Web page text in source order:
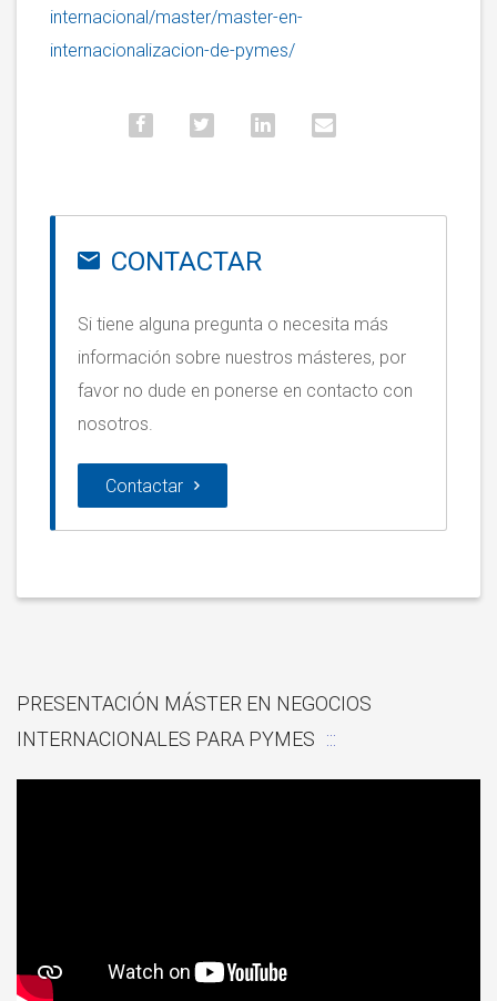
internacional/master/master-en-
internacionalizacion-de-pymes/
CONTACTAR
Si tiene alguna pregunta o necesita más
información sobre nuestros másteres, por
favor no dude en ponerse en contacto con
nosotros.
Contactar
PRESENTACIÓN MÁSTER EN NEGOCIOS
INTERNACIONALES PARA PYMES